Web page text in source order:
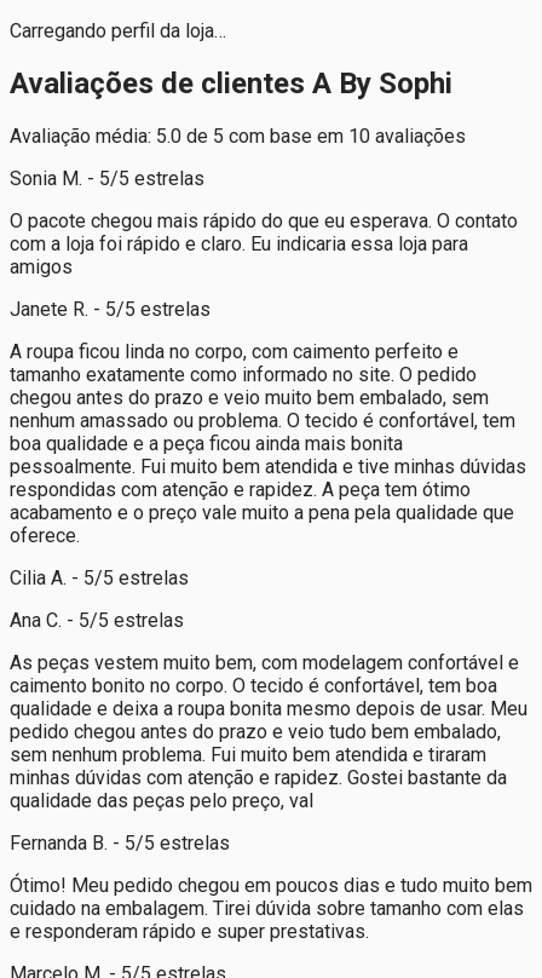
Carregando perfil da loja…
Avaliações de clientes A By Sophi
Avaliação média: 5.0 de 5 com base em 10 avaliações
Sonia M. - 5/5 estrelas
O pacote chegou mais rápido do que eu esperava. O contato
com a loja foi rápido e claro. Eu indicaria essa loja para
amigos
Janete R. - 5/5 estrelas
A roupa ficou linda no corpo, com caimento perfeito e
tamanho exatamente como informado no site. O pedido
chegou antes do prazo e veio muito bem embalado, sem
nenhum amassado ou problema. O tecido é confortável, tem
boa qualidade e a peça ficou ainda mais bonita
pessoalmente. Fui muito bem atendida e tive minhas dúvidas
respondidas com atenção e rapidez. A peça tem ótimo
acabamento e o preço vale muito a pena pela qualidade que
oferece.
Cilia A. - 5/5 estrelas
Ana C. - 5/5 estrelas
As peças vestem muito bem, com modelagem confortável e
caimento bonito no corpo. O tecido é confortável, tem boa
qualidade e deixa a roupa bonita mesmo depois de usar. Meu
pedido chegou antes do prazo e veio tudo bem embalado,
sem nenhum problema. Fui muito bem atendida e tiraram
minhas dúvidas com atenção e rapidez. Gostei bastante da
qualidade das peças pelo preço, val
Fernanda B. - 5/5 estrelas
Ótimo! Meu pedido chegou em poucos dias e tudo muito bem
cuidado na embalagem. Tirei dúvida sobre tamanho com elas
e responderam rápido e super prestativas.